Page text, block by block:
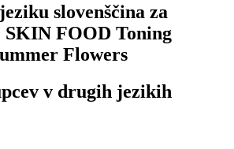
slovenščina za
SKIN FOOD Toning
Flowers
v drugih jezikih